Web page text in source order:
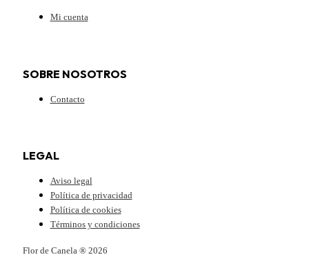
Mi cuenta
SOBRE NOSOTROS
Contacto
LEGAL
Aviso legal
Política de privacidad
Política de cookies
Términos y condiciones
Flor de Canela ® 2026